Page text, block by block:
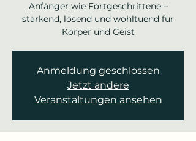
Anfänger wie Fortgeschrittene –
stärkend, lösend und wohltuend für
Körper und Geist
Anmeldung geschlossen
Jetzt andere
Veranstaltungen ansehen